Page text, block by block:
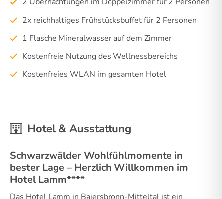
2x reichhaltiges Frühstücksbuffet für 2 Personen
1 Flasche Mineralwasser auf dem Zimmer
Kostenfreie Nutzung des Wellnessbereichs
Kostenfreies WLAN im gesamten Hotel
Hotel & Ausstattung
Schwarzwälder Wohlfühlmomente in
bester Lage – Herzlich Willkommen im
Hotel Lamm****
Das Hotel Lamm in Baiersbronn-Mitteltal ist ein